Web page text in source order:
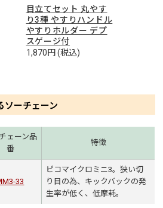
目立てセット 丸やす
り3種 やすりハンドル
やすりホルダー デプ
スゲージ付
1,870円 (税込)
ソーチェーン
ェーン品
番
特徴
33
ピコマイクロミニ3。狭い切
り目の為、キックバックの発
生率が低く、低摩耗。